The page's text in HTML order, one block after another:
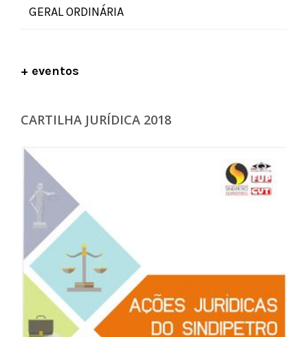
GERAL ORDINÁRIA
+ eventos
CARTILHA JURÍDICA 2018